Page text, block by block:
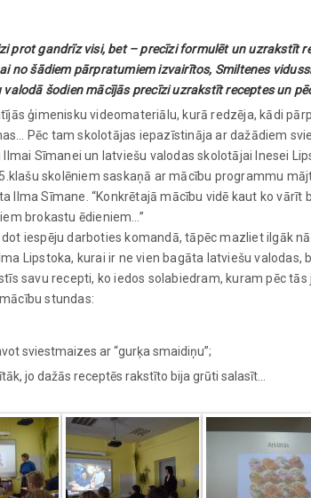
prot gandrīz visi, bet – precīzi formulēt un uzrakstīt
no šādiem pārpratumiem izvairītos, Smiltenes
šodien mācījās precīzi uzrakstīt receptes un
ģimenisku videomateriālu, kurā redzēja, kādi
Pēc tam skolotājas iepazīstināja ar dažādiem
Sīmanei un latviešu valodas skolotājai Inesei
skolēniem saskaņā ar mācību programmu
Ilma Sīmane. “Konkrētajā mācību vidē kaut ko
brokastu ēdieniem…”
dot iespēju darboties komandā, tāpēc mazliet ilgāk
Lipstoka, kurai ir ne vien bagāta latviešu
savu recepti, ko iedos solabiedram, kuram pēc
stundas:
sviestmaizes ar “gurķa smaidiņu”;
jo dažās receptēs rakstīto bija grūti salasīt…